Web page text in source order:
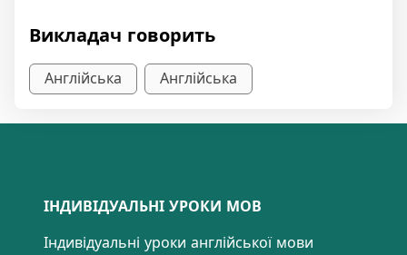
Викладач говорить
Англійська Англійська
ІНДИВІДУАЛЬНІ УРОКИ МОВ
Індивідуальні уроки англійської мови